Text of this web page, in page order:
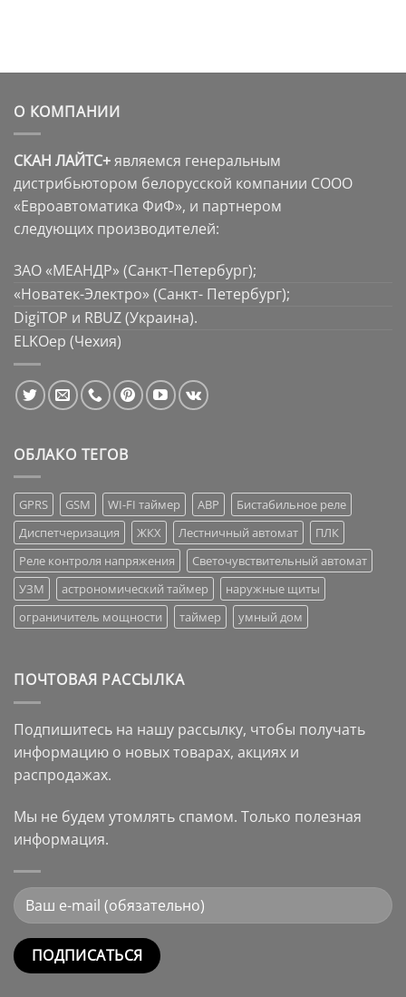
О КОМПАНИИ
СКАН ЛАЙТС+являемся генеральным
дистрибьютором белорусской компании СООО
«Евроавтоматика ФиФ», и партнером
следующих производителей:
ЗАО «МЕАНДР» (Санкт-Петербург);
«Новатек-Электро» (Санкт- Петербург);
DigiTOP и RBUZ (Украина).
ELKOep (Чехия)
ОБЛАКО ТЕГОВ
GPRS GSM WI-FI таймер АВР
Бистабильное реле
Диспетчеризация
ЖКХ Лестничный автомат
ПЛК
Реле контроля напряжения
Светочувствительный автомат
УЗМ
астрономический таймер
наружные щиты
ограничитель мощности
таймер умный дом
ПОЧТОВАЯ РАССЫЛКА
Подпишитесь на нашу рассылку, чтобы получать
информацию о новых товарах, акциях и
распродажах.
Мы не будем утомлять спамом. Только полезная
информация.